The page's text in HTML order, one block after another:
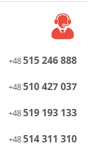
+48515 246 888
+48510 427 037
+48519 193 133
+48514 311 310